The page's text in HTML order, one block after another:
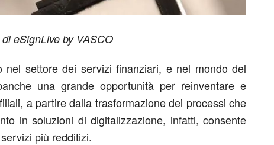
eSignLive by VASCO
nel settore dei servizi finanziari, e nel mondo del
una grande opportunità per reinventare e
a partire dalla trasformazione dei processi che
in soluzioni di digitalizzazione, infatti, consente
più redditizi.